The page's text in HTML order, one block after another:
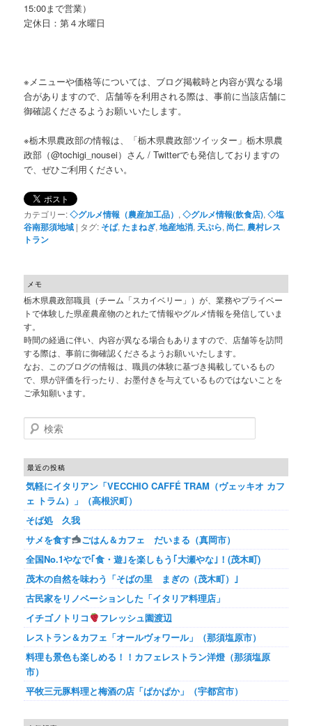
15:00まで営業）
定休日：第４水曜日
※メニューや価格等については、ブログ掲載時と内容が異なる場
合がありますので、店舗等を利用される際は、事前に当該店舗に
御確認くださるようお願いいたします。
※栃木県農政部の情報は、「栃木県農政部ツイッター」栃木県農
政部（@tochigi_nousei）さん / Twitterでも発信しておりますの
で、ぜひご利用ください。
カテゴリー:◇グルメ情報（農産加工品） ,◇グルメ情報(飲食店),◇塩
谷南那須地域 | タグ: そば,たまねぎ,地産地消, 天ぷら,尚仁, 農村レス
トラン
メモ
栃木県農政部職員（チーム「スカイベリー」）が、業務やプライベー
トで体験した県産農産物のとれたて情報やグルメ情報を発信していま
す。
時間の経過に伴い、内容が異なる場合もありますので、店舗等を訪問
する際は、事前に御確認くださるようお願いいたします。
なお、このブログの情報は、職員の体験に基づき掲載しているもの
で、県が評価を行ったり、お墨付きを与えているものではないことを
ご承知願います。
検索
最近の投稿
気軽にイタリアン「VECCHIO CAFFÉ TRAM（ヴェッキオ カフ
ェ トラム）」（高根沢町）
そば処 久我
サメを食す
ごはん＆カフェ だいまる（真岡市）
全国No.1やなで｢食・遊｣を楽しもう｢大瀬やな｣！(茂木町)
茂木の自然を味わう「そばの里 まぎの（茂木町）｣
古民家をリノベーションした「イタリア料理店」
イチゴノトリコ
フレッシュ園渡辺
レストラン＆カフェ「オールヴォワール」（那須塩原市）
料理も景色も楽しめる！！カフェレストラン洋燈（那須塩原
市）
平牧三元豚料理と梅酒の店「ぱかぱか」（宇都宮市）